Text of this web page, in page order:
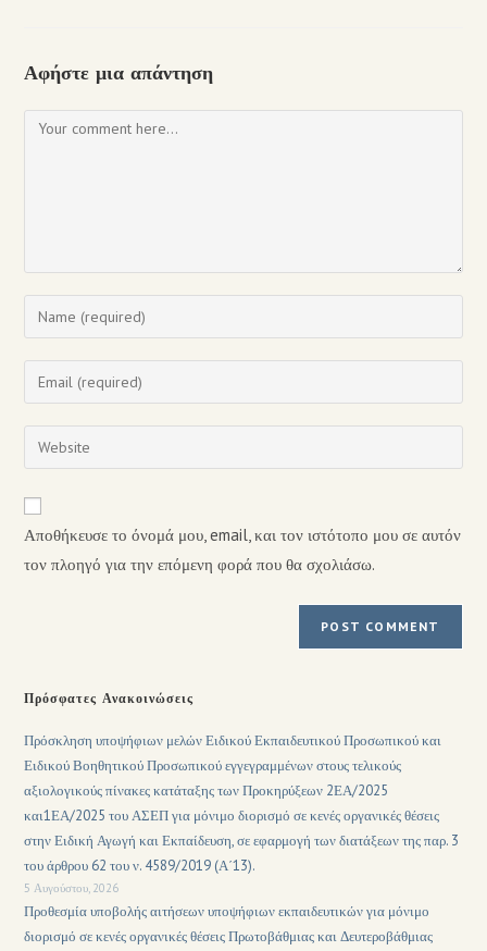
Αφήστε μια απάντηση
Αποθήκευσε το όνομά μου, email, και τον ιστότοπο μου σε αυτόν
τον πλοηγό για την επόμενη φορά που θα σχολιάσω.
Πρόσφατες Ανακοινώσεις
Πρόσκληση υποψήφιων μελών Ειδικού Εκπαιδευτικού Προσωπικού και
Ειδικού Βοηθητικού Προσωπικού εγγεγραμμένων στους τελικούς
αξιολογικούς πίνακες κατάταξης των Προκηρύξεων 2ΕΑ/2025
και1ΕΑ/2025 του ΑΣΕΠ για μόνιμο διορισμό σε κενές οργανικές θέσεις
στην Ειδική Αγωγή και Εκπαίδευση, σε εφαρμογή των διατάξεων της παρ. 3
του άρθρου 62 του ν. 4589/2019 (Α΄13).
5 Αυγούστου, 2026
Προθεσμία υποβολής αιτήσεων υποψήφιων εκπαιδευτικών για μόνιμο
διορισμό σε κενές οργανικές θέσεις Πρωτοβάθμιας και Δευτεροβάθμιας